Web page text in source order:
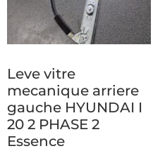
Leve vitre
mecanique arriere
gauche HYUNDAI I
20 2 PHASE 2
Essence